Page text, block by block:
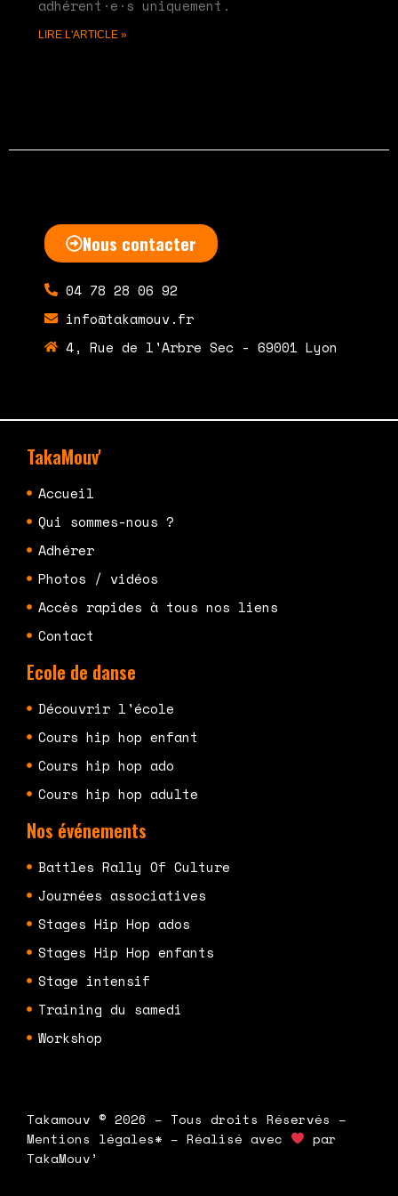
adhérent·e·s uniquement.
LIRE L'ARTICLE »
Nous contacter
04 78 28 06 92
info@takamouv.fr
4, Rue de l'Arbre Sec - 69001 Lyon
TakaMouv'
Accueil
Qui sommes-nous ?
Adhérer
Photos / vidéos
Accès rapides à tous nos liens
Contact
Ecole de danse
Découvrir l'école
Cours hip hop enfant
Cours hip hop ado
Cours hip hop adulte
Nos événements
Battles Rally Of Culture
Journées associatives
Stages Hip Hop ados
Stages Hip Hop enfants
Stage intensif
Training du samedi
Workshop
Takamouv © 2026 – Tous droits Réservés –
Mentions légales* – Réalisé avec
par
TakaMouv’